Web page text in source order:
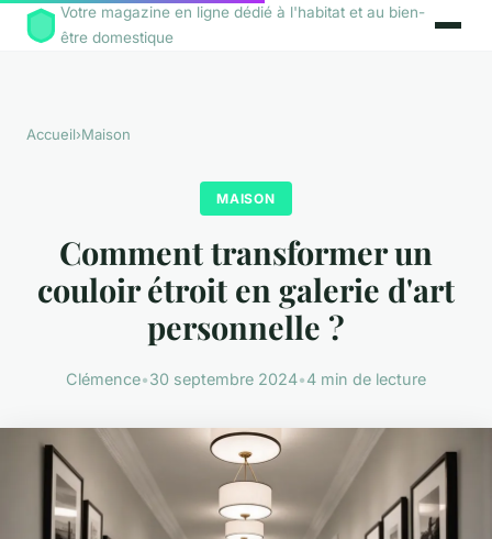
Votre magazine en ligne dédié à l'habitat et au bien-
être domestique
Accueil›Maison
MAISON
Comment transformer un
couloir étroit en galerie d'art
personnelle ?
Clémence•30 septembre 2024•4 min de lecture